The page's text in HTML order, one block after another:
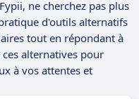
ne cherchez pas plus
d'outils alternatifs
tout en répondant à
alternatives pour
à vos attentes et